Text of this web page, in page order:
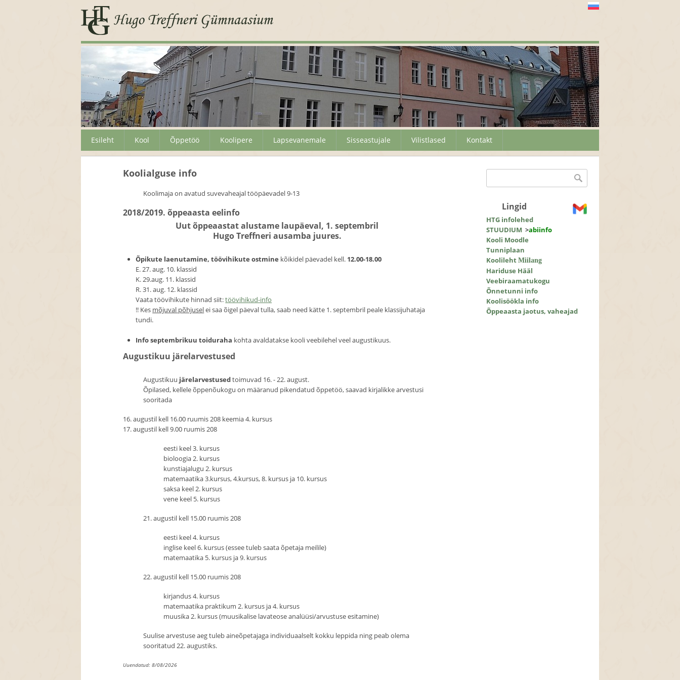
Esileht Kool Õppetöö Koolipere Lapsevanemale Sisseastujale Vilistlased Kontakt
Koolialguse info
Koolimaja on avatud suvevaheajal tööpäevadel 9-13
2018/2019. õppeaasta eelinfo
Uut õppeaastat alustame laupäeval, 1. septembril
Hugo Treffneri ausamba juures.
Õpikute laenutamine, töövihikute ostmine kõikidel päevadel kell. 12.00-18.00
E. 27. aug. 10. klassid
K. 29.aug. 11. klassid
R. 31. aug. 12. klassid
Vaata töövihikute hinnad siit:töövihikud-info
!! Kes mõjuval põhjuselei saa õigel päeval tulla, saab need kätte 1. septembril peale klassijuhataja
tundi.
Info septembrikuu toiduraha kohta avaldatakse kooli veebilehel veel augustikuus.
Augustikuu järelarvestused
Augustikuu järelarvestusedtoimuvad 16. - 22. august.
Õpilased, kellele õppenõukogu on määranud pikendatud õppetöö, saavad kirjalikke arvestusi
sooritada
16. augustil kell 16.00 ruumis 208 keemia 4. kursus
17. augustil kell 9.00 ruumis 208
eesti keel 3. kursus
bioloogia 2. kursus
kunstiajalugu 2. kursus
matemaatika 3.kursus, 4.kursus, 8. kursus ja 10. kursus
saksa keel 2. kursus
vene keel 5. kursus
21. augustil kell 15.00 ruumis 208
eesti keel 4. kursus
inglise keel 6. kursus (essee tuleb saata õpetaja meilile)
matemaatika 5. kursus ja 9. kursus
22. augustil kell 15.00 ruumis 208
kirjandus 4. kursus
matemaatika praktikum 2. kursus ja 4. kursus
muusika 2. kursus (muusikalise lavateose analüüsi/arvustuse esitamine)
Suulise arvestuse aeg tuleb aineõpetajaga individuaalselt kokku leppida ning peab olema
sooritatud 22. augustiks.
Uuendatud: 8/08/2026
Otsinguvorm
Lingid
HTG infolehed
STUUDIUM >abiinfo
Kooli Moodle
Tunniplaan
KoolilehtMiilang
Hariduse Hääl
Veebiraamatukogu
Õnnetunni info
Koolisöökla info
Õppeaasta jaotus, vaheajad